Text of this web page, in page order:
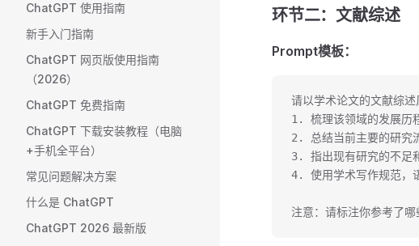
ChatGPT 使用指南
新手入门指南
ChatGPT 网页版使用指南
（2026）
ChatGPT 免费指南
ChatGPT 下载安装教程（电脑
+手机全平台）
常见问题解决方案
什么是 ChatGPT
ChatGPT 2026 最新版
环节二：文献综述
Prompt模板：
请以学术论文的文献综
1. 梳理该领域的发展历
2. 总结当前主要的研究
3. 指出现有研究的不足
4. 使用学术写作规范，
注意：请标注你参考了哪